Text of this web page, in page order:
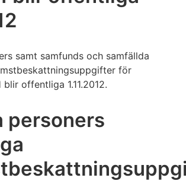
samt samfunds och samfällda
för
offentliga 1.11.2012.
personers